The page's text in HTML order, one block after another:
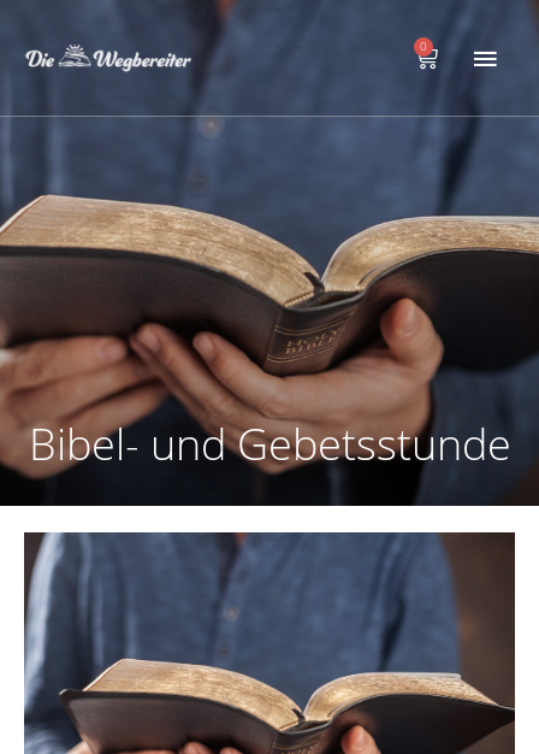
Inhalt
0
Warenkorb
Bibel- und Gebetsstunde